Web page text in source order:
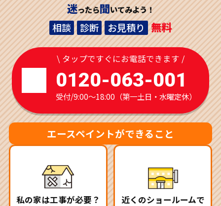
迷ったら聞いてみよう！
相談 診断 お見積り 無料
\ タップですぐにお電話できます /
0120-063-001
受付/9:00～18:00（第一土日・水曜定休）
エースペイントができること
私の家は工事が必要？ 近くのショールームで